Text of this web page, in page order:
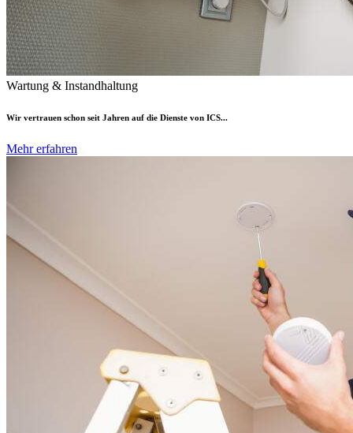
Wartung & Instandhaltung
Wir vertrauen schon seit Jahren auf die Dienste von ICS...
Mehr erfahren